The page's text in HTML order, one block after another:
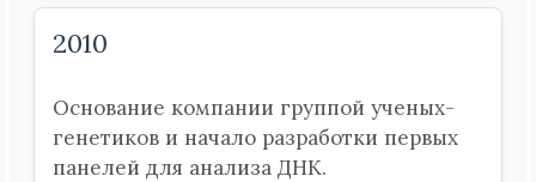
2010
Основание компании группой ученых-
генетиков и начало разработки первых
панелей для анализа ДНК.